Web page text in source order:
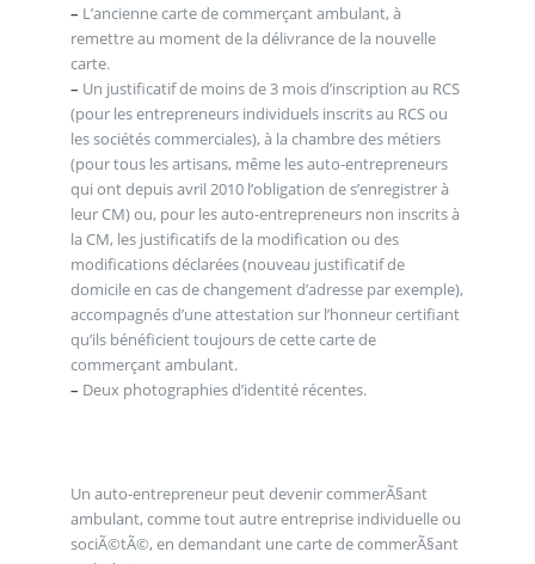
– L’ancienne carte de commerçant ambulant, à
remettre au moment de la délivrance de la nouvelle
carte.
– Un justificatif de moins de 3 mois d’inscription au RCS
(pour les entrepreneurs individuels inscrits au RCS ou
les sociétés commerciales), à la chambre des métiers
(pour tous les artisans, même les auto-entrepreneurs
qui ont depuis avril 2010 l’obligation de s’enregistrer à
leur CM) ou, pour les auto-entrepreneurs non inscrits à
la CM, les justificatifs de la modification ou des
modifications déclarées (nouveau justificatif de
domicile en cas de changement d’adresse par exemple),
accompagnés d’une attestation sur l’honneur certifiant
qu’ils bénéficient toujours de cette carte de
commerçant ambulant.
– Deux photographies d’identité récentes.
Un auto-entrepreneur peut devenir commerÃ§ant
ambulant, comme tout autre entreprise individuelle ou
sociÃ©tÃ©, en demandant une carte de commerÃ§ant